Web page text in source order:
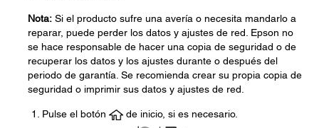
Nota: Si el producto sufre una avería o necesita mandarlo a
reparar, puede perder los datos y ajustes de red. Epson no
se hace responsable de hacer una copia de seguridad o de
recuperar los datos y los ajustes durante o después del
periodo de garantía. Se recomienda crear su propia copia de
seguridad o imprimir sus datos y ajustes de red.
Pulse el botón
de inicio, si es necesario.